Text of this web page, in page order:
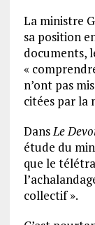
La ministre
sa position
documents,
«
n’ont pas
citées par la
DansLe
étude du
que le
collectif ».